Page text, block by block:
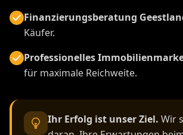
Finanzierungsberatung
Käufer.
Professionelles
für maximale Reichweite.
Ihr Erfolg ist unser Ziel. Wir